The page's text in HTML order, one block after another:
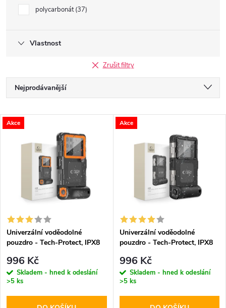
polycarbonát 37
Vlastnost
Zrušit filtry
Ř
a
í
p
r
o
Nejprodávanější
Nejdražší
Abecedně
V
s
p
r
Akce
Univerzální voděodolné
pouzdro - Tech-Protect, IPX8
Orange
996 Kč
Skladem - hned k odeslání
>5 ks
Akce
Univerzální voděodolné
pouzdro - Tech-Protect, IPX8
996 Kč
Skladem - hned k odeslání
>5 ks